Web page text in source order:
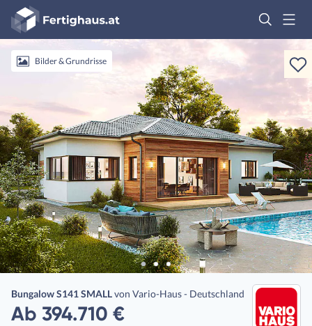
Fertighaus
Logo
AnmeldenBilder & Grundrisse
Bungalow S141 SMALLvon Vario-Haus - Deutschland
Ab 394.710 €